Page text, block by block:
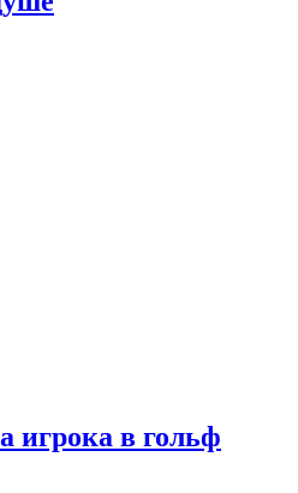
игрока в гольф